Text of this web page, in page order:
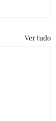
Ver tudo